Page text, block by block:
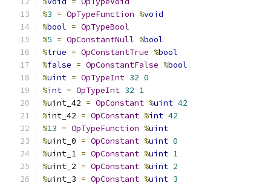
%3 = OpTypeFunction %void
%bool = OpTypeBool
%5 = OpConstantNull %bool
%true = OpConstantTrue %bool
%false = OpConstantFalse %bool
%uint = OpTypeInt 32 0
%int = OpTypeInt 32 1
%uint_42 = OpConstant %uint 42
%int_42 = OpConstant %int 42
%13 = OpTypeFunction %uint
%uint_0 = OpConstant %uint 0
%uint_1 = OpConstant %uint 1
%uint_2 = OpConstant %uint 2
%uint_3 = OpConstant %uint 3